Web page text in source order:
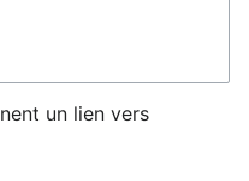
un lien vers